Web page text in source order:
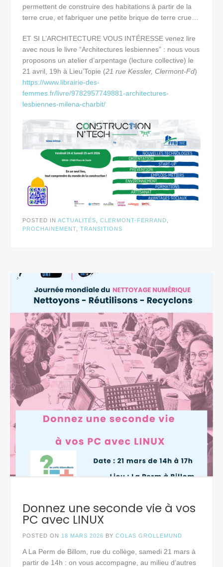
permettent de construire des habitations à partir de la
terre crue, et fabriquer une petite brique de terre crue…
ET SI L’ARCHITECTURE VOUS INTÉRESSE venez lire
avec nous le livre “Architectures lesbiennes” : nous vous
proposons un atelier d’arpentage (lecture collective) le
21 avril, 19h à Lieu’Topie (21 rue Kessler, Clermont-Fd)
https://www.librairie-des-
femmes.fr/livre/9782957749881-architectures-
lesbiennes-milena-charbit/
POSTED IN ACTUALITÉS CLERMONT-FERRAND
PROCHAINEMENT
TRANSITIONS
Donnez une seconde vie à vos
PC avec LINUX
POSTED ON 18 MARS 2026 BY COLAS GROLLEMUND
A La Perm de Billom, rue du collège, samedi 21 mars à
partir de 14h : on vous accompagne, au milieu d’autres